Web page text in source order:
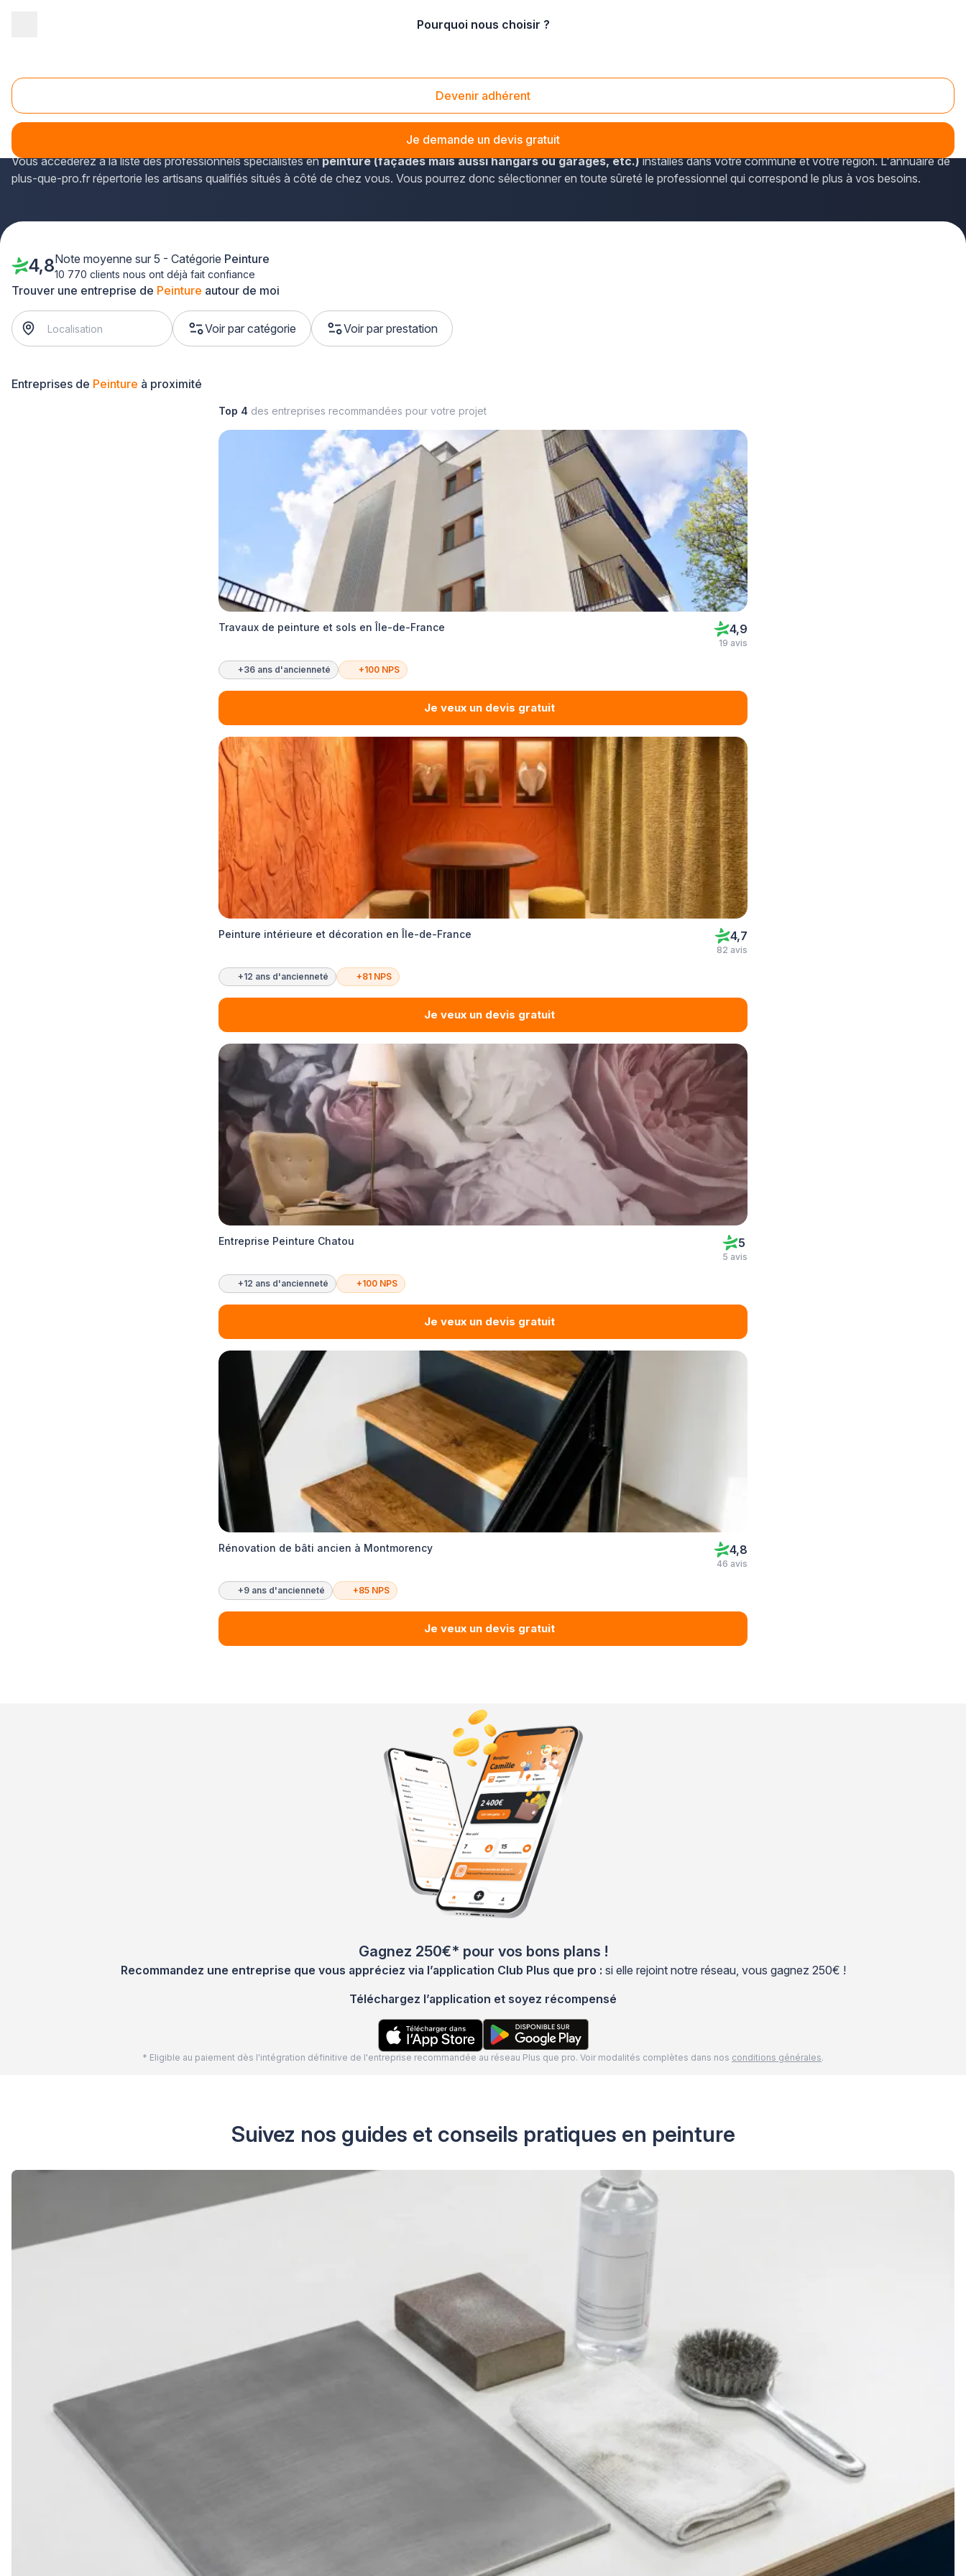
Pourquoi nous choisir ?
Devenir adhérent
Je demande un devis gratuit
Peinture Garges-lès-Gonesse (95140)
Les résidents de l'Île-de-France peuvent consulter les informations de contact des peintres en bâtiment accessibles partout sur le département du Val-d'Oise, et notamment à Garges-
lès-Gonesse via l'annuaire plus-que-pro.fr.
Vous accéderez à la liste des professionnels spécialistes enpeinture (façades mais aussi hangars ou garages, etc.)installés dans votre commune et votre région. L'annuaire de
plus-que-pro.fr répertorie les artisans qualifiés situés à côté de chez vous. Vous pourrez donc sélectionner en toute sûreté le professionnel qui correspond le plus à vos besoins.
Trouver une entreprise de Peinture autour de moi
Voir par catégorie Voir par prestation
4,8Note moyenne sur 5 - Catégorie Peinture
10 770 clients nous ont déjà fait confiance
Entreprises de Peinture à proximité
Top 4 des entreprises recommandées pour votre projet
Travaux de peinture et sols en Île-de-France 4,9
19 avis
+36 ans d'ancienneté +100 NPS
Je veux un devis gratuit
Peinture intérieure et décoration en Île-de-France 4,7
82 avis
+12 ans d'ancienneté +81 NPS
Je veux un devis gratuit
Entreprise Peinture Chatou 5
5 avis
+12 ans d'ancienneté +100 NPS
Je veux un devis gratuit
Rénovation de bâti ancien à Montmorency 4,8
46 avis
+9 ans d'ancienneté +85 NPS
Je veux un devis gratuit
Gagnez 250€* pour vos bons plans !
Recommandez une entreprise que vous appréciez via l’application Club Plus que pro : si elle rejoint notre réseau, vous gagnez 250€ !
Téléchargez l’application et soyez récompensé
* Eligible au paiement dès l'intégration définitive de l'entreprise recommandée au réseau Plus que pro. Voir modalités complètes dans nos conditions générales.
Suivez nos guides et conseils pratiques en peinture